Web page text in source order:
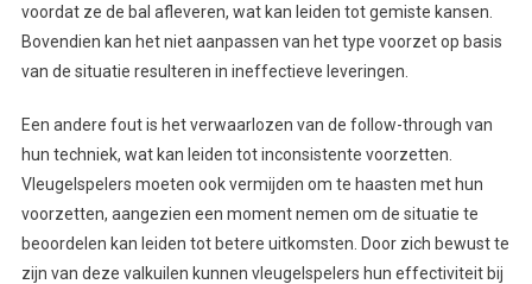
voordat ze de bal afleveren, wat kan leiden tot gemiste kansen.
Bovendien kan het niet aanpassen van het type voorzet op basis
van de situatie resulteren in ineffectieve leveringen.
Een andere fout is het verwaarlozen van de follow-through van
hun techniek, wat kan leiden tot inconsistente voorzetten.
Vleugelspelers moeten ook vermijden om te haasten met hun
voorzetten, aangezien een moment nemen om de situatie te
beoordelen kan leiden tot betere uitkomsten. Door zich bewust te
zijn van deze valkuilen kunnen vleugelspelers hun effectiviteit bij